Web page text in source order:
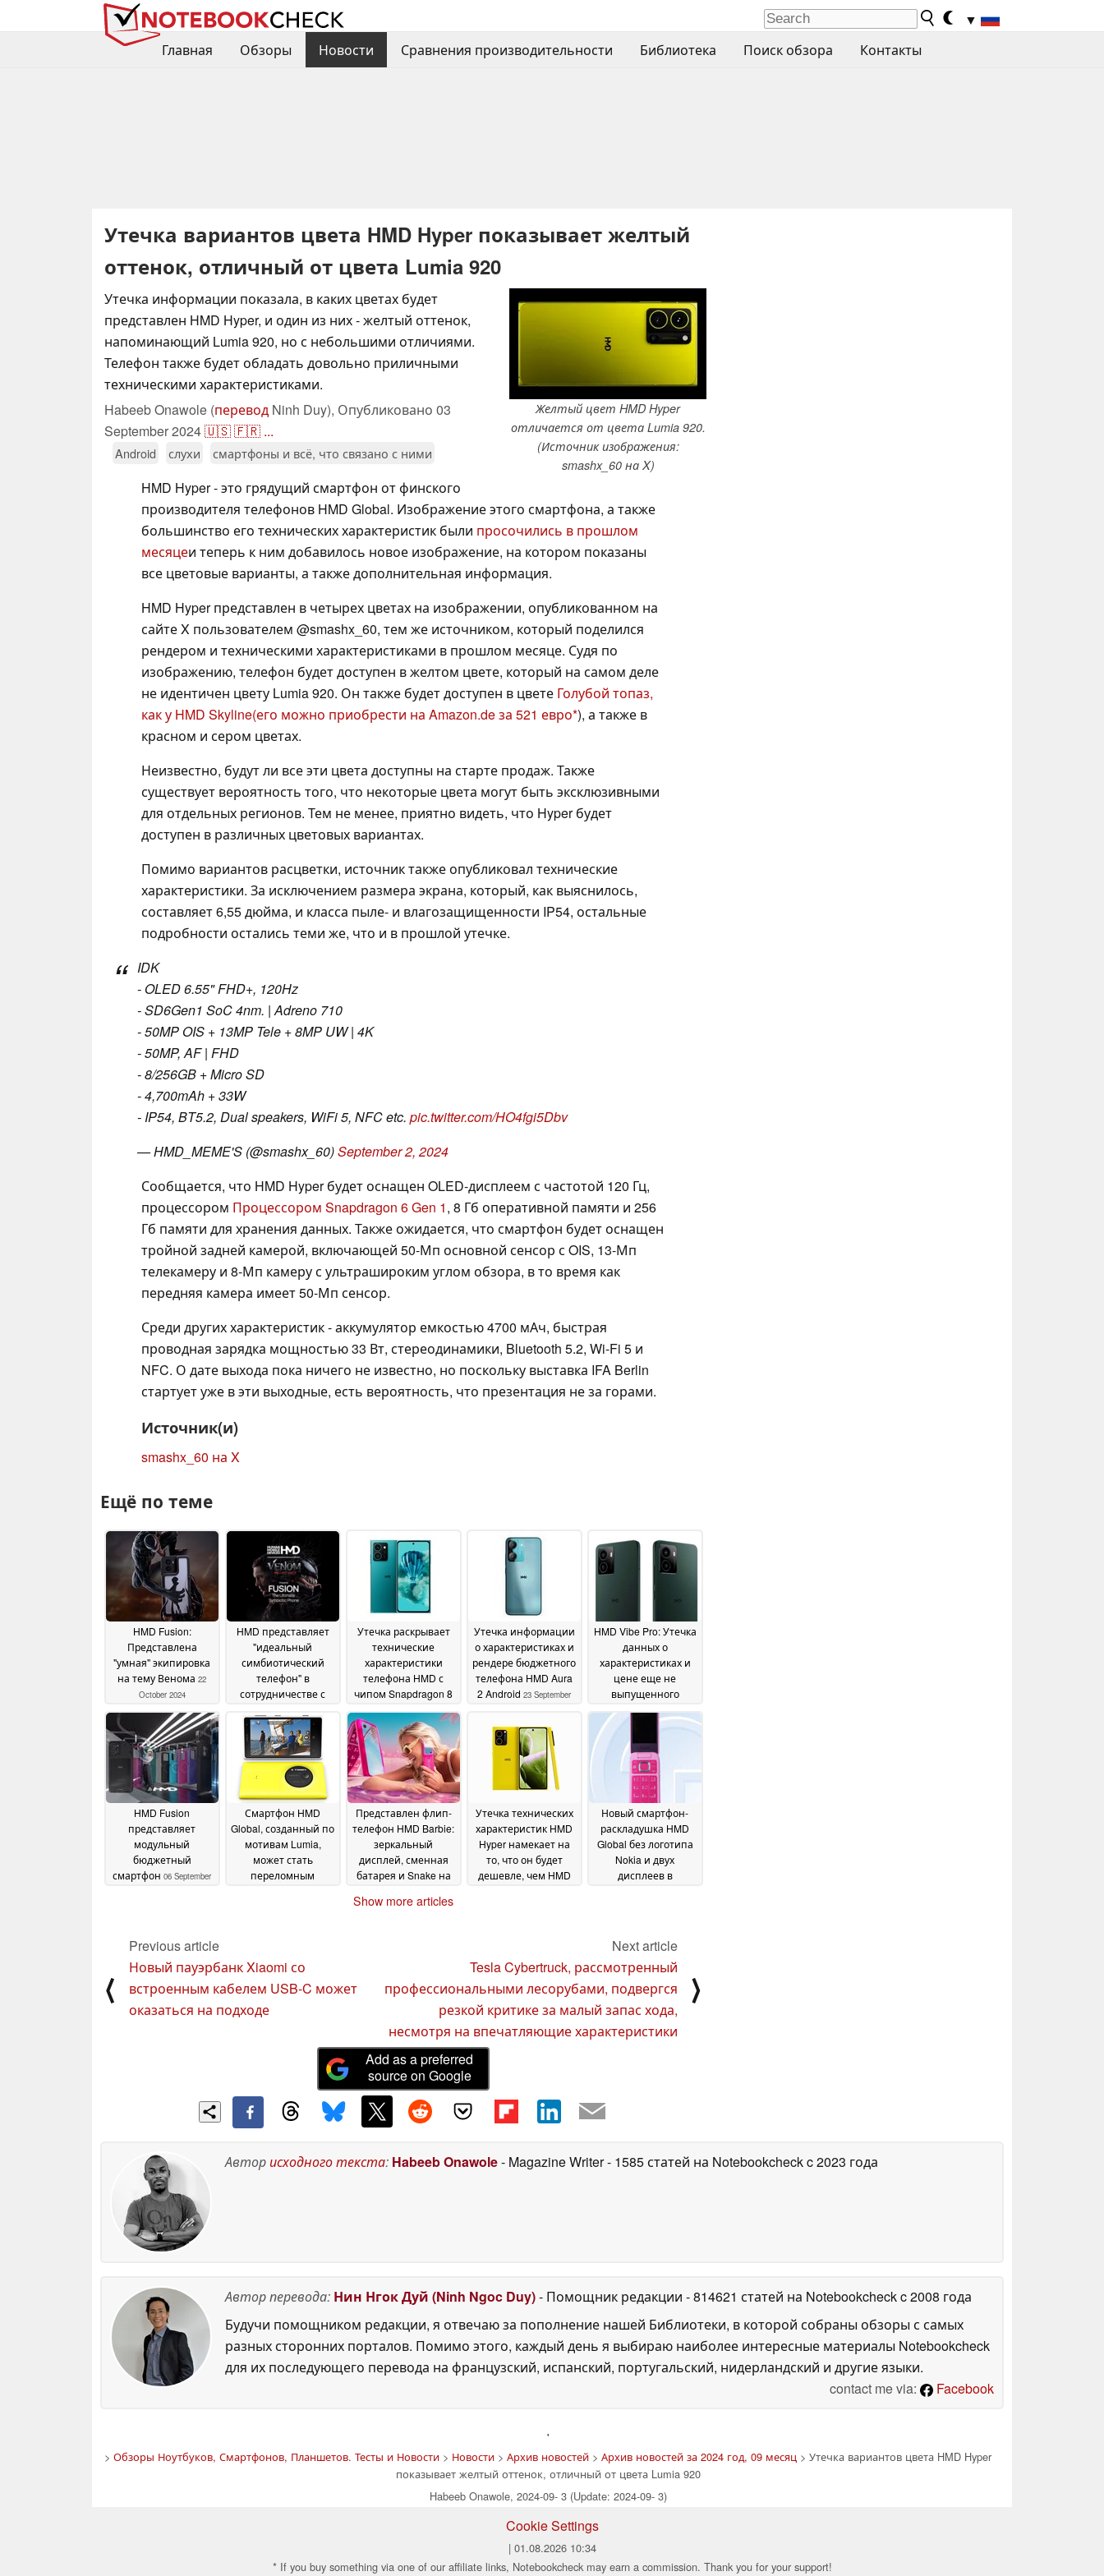
▼
Главная
Обзоры Новости Сравнения производительности Библиотека Поиск обзора Контакты
Утечка вариантов цвета HMD Hyper показывает желтый
оттенок, отличный от цвета Lumia 920
Желтый цвет HMD Hyper
отличается от цвета Lumia 920.
(Источник изображения:
smashx_60 на X)
Утечка информации показала, в каких цветах будет
представлен HMD Hyper, и один из них - желтый оттенок,
напоминающий Lumia 920, но с небольшими отличиями.
Телефон также будет обладать довольно приличными
техническими характеристиками.
Habeeb Onawole (перевод Ninh Duy), Опубликовано 03
September 2024🇺🇸🇫🇷 ...
Android слухи смартфоны и всё, что связано с ними
HMD Hyper - это грядущий смартфон от финского
производителя телефонов HMD Global. Изображение этого смартфона, а также
большинство его технических характеристик были просочились в прошлом
месяцеи теперь к ним добавилось новое изображение, на котором показаны
все цветовые варианты, а также дополнительная информация.
HMD Hyper представлен в четырех цветах на изображении, опубликованном на
сайте X пользователем @smashx_60, тем же источником, который поделился
рендером и техническими характеристиками в прошлом месяце. Судя по
изображению, телефон будет доступен в желтом цвете, который на самом деле
не идентичен цвету Lumia 920. Он также будет доступен в цвете Голубой топаз,
как у HMD Skyline(его можно приобрести на Amazon.de за 521 евро ), а также в
красном и сером цветах.
Неизвестно, будут ли все эти цвета доступны на старте продаж. Также
существует вероятность того, что некоторые цвета могут быть эксклюзивными
для отдельных регионов. Тем не менее, приятно видеть, что Hyper будет
доступен в различных цветовых вариантах.
Помимо вариантов расцветки, источник также опубликовал технические
характеристики. За исключением размера экрана, который, как выяснилось,
составляет 6,55 дюйма, и класса пыле- и влагозащищенности IP54, остальные
подробности остались теми же, что и в прошлой утечке.
IDK
- OLED 6.55" FHD+, 120Hz
- SD6Gen1 SoC 4nm. | Adreno 710
- 50MP OIS + 13MP Tele + 8MP UW | 4K
- 50MP, AF | FHD
- 8/256GB + Micro SD
- 4,700mAh + 33W
- IP54, BT5.2, Dual speakers, WiFi 5, NFC etc. pic.twitter.com/HO4fgi5Dbv
— HMD_MEME'S (@smashx_60)September 2, 2024
Сообщается, что HMD Hyper будет оснащен OLED-дисплеем с частотой 120 Гц,
процессором Процессором Snapdragon 6 Gen 1, 8 Гб оперативной памяти и 256
Гб памяти для хранения данных. Также ожидается, что смартфон будет оснащен
тройной задней камерой, включающей 50-Мп основной сенсор с OIS, 13-Мп
телекамеру и 8-Мп камеру с ультрашироким углом обзора, в то время как
передняя камера имеет 50-Мп сенсор.
Среди других характеристик - аккумулятор емкостью 4700 мАч, быстрая
проводная зарядка мощностью 33 Вт, стереодинамики, Bluetooth 5.2, Wi-Fi 5 и
NFC. О дате выхода пока ничего не известно, но поскольку выставка IFA Berlin
стартует уже в эти выходные, есть вероятность, что презентация не за горами.
Источник(и)
smashx_60 на X
Ещё по теме
HMD Fusion:
Представлена
"умная" экипировка
на тему Венома 22
October 2024
HMD представляет
"идеальный
симбиотический
телефон" в
сотрудничестве с
танец21 October 2024
Утечка раскрывает
технические
характеристики
телефона HMD с
чипом Snapdragon 8
конструкцией29
September 2024
Утечка информации
о характеристиках и
рендере бюджетного
телефона HMD Aura
2 Android 23 September
HMD Vibe Pro: Утечка
данных о
характеристиках и
цене еще не
выпущенного
класса
17 September 2024
HMD Fusion
представляет
модульный
бюджетный
смартфон 06 September
Смартфон HMD
Global, созданный по
мотивам Lumia,
может стать
переломным
Представлен флип-
телефон HMD Barbie:
зеркальный
дисплей, сменная
батарея и Snake на
Утечка технических
характеристик HMD
Hyper намекает на
то, что он будет
дешевле, чем HMD
Новый смартфон-
раскладушка HMD
Global без логотипа
Nokia и двух
дисплеев в
Show more articles
⟨
Previous article
Новый пауэрбанк Xiaomi со
встроенным кабелем USB-C может
оказаться на подходе
Next article
Tesla Cybertruck, рассмотренный
профессиональными лесорубами, подвергся
резкой критике за малый запас хода,
несмотря на впечатляющие характеристики
⟩
Add as a preferred
source on Google
Авторисходного текста: Habeeb Onawole- Magazine Writer- 1585 статей на Notebookcheckc 2023 года
Автор перевода: Нин Нгок Дуй (Ninh Ngoc Duy)- Помощник редакции - 814621 статей на Notebookcheckc 2008 года
Будучи помощником редакции, я отвечаю за пополнение нашей Библиотеки, в которой собраны обзоры с самых
разных сторонних порталов. Помимо этого, каждый день я выбираю наиболее интересные материалы Notebookcheck
для их последующего перевода на французский, испанский, португальский, нидерландский и другие языки.
contact me via:
Facebook
'
> Обзоры Ноутбуков, Смартфонов, Планшетов. Тесты и Новости > Новости > Архив новостей > Архив новостей за 2024 год, 09 месяц > Утечка вариантов цвета HMD Hyper
показывает желтый оттенок, отличный от цвета Lumia 920
Habeeb Onawole, 2024-09- 3 (Update: 2024-09- 3)
Cookie Settings
| 01.08.2026 10:34
* If you buy something via one of our affiliate links, Notebookcheck may earn a commission. Thank you for your support!